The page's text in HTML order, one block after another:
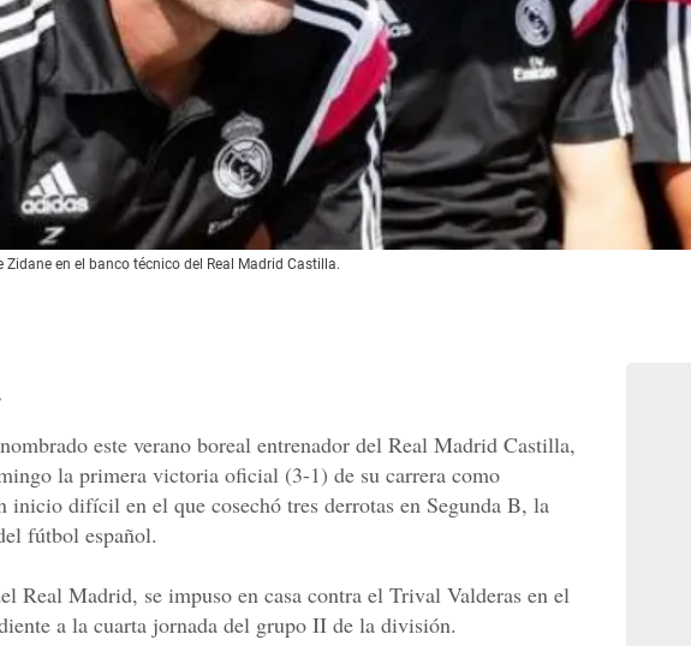
Zidane en el banco técnico del Real Madrid Castilla.
este verano boreal entrenador del Real Madrid Castilla,
la primera victoria oficial (3-1) de su carrera como
inicio difícil en el que cosechó tres derrotas en Segunda B, la
fútbol español.
Real Madrid, se impuso en casa contra el Trival Valderas en el
a la cuarta jornada del grupo II de la división.